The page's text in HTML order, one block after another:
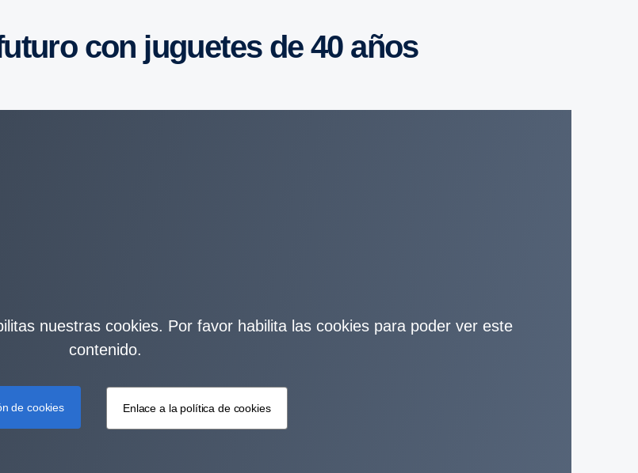
con juguetes de 40 años
nuestras cookies. Por favor habilita las cookies para poder ver este
contenido.
de cookies Enlace a la política de cookies